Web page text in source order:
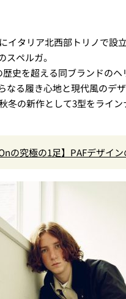
イタリア北西部トリノで設
スペルガ。
歴史を超える同ブランドの
なる履き心地と現代風のデ
冬の新作として3型をライン
Onの究極の1足】PAFデザイ